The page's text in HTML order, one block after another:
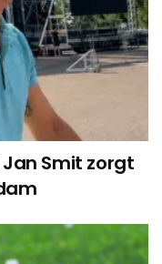
Smit zorgt